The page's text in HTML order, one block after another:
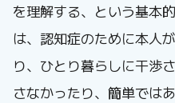
を理解する、という基本
は、認知症のために本人
り、ひとり暮らしに干渉
さなかったり、簡単では